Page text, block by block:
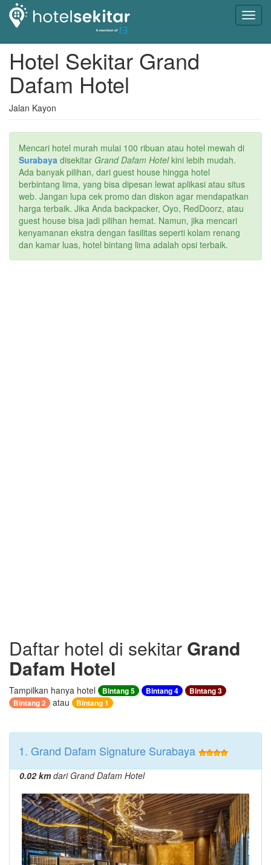
Hotel Sekitar Grand
Dafam Hotel
Jalan Kayon
Mencari hotel murah mulai 100 ribuan atau hotel mewah di
Surabaya disekitar Grand Dafam Hotelkini lebih mudah.
Ada banyak pilihan, dari guest house hingga hotel
berbintang lima, yang bisa dipesan lewat aplikasi atau situs
web. Jangan lupa cek promo dan diskon agar mendapatkan
harga terbaik. Jika Anda backpacker, Oyo, RedDoorz, atau
guest house bisa jadi pilihan hemat. Namun, jika mencari
kenyamanan ekstra dengan fasilitas seperti kolam renang
dan kamar luas, hotel bintang lima adalah opsi terbaik.
Daftar hotel di sekitar Grand
Dafam Hotel
Tampilkan hanya hotel Bintang 5 Bintang 4
Bintang 3
Bintang 2
atau Bintang 1
1. Grand Dafam Signature Surabaya
0.02 kmdari Grand Dafam Hotel